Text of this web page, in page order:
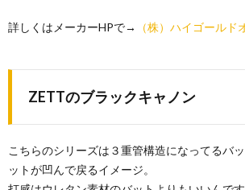
詳しくはメーカーHPで→ （株）ハイゴールド
ZETTのブラックキャノン
こちらのシリーズは３重管構造になってるバ
ットが凹んで戻るイメージ。